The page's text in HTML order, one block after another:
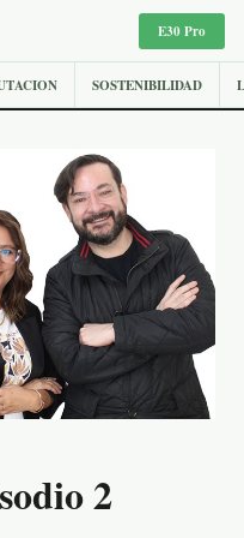
E30 Pro
SOSTENIBILIDAD
2